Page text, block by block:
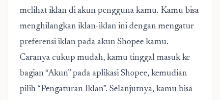
melihat iklan di akun pengguna kamu. Kamu bisa
menghilangkan iklan-iklan ini dengan mengatur
preferensi iklan pada akun Shopee kamu.
Caranya cukup mudah, kamu tinggal masuk ke
bagian “Akun” pada aplikasi Shopee, kemudian
pilih “Pengaturan Iklan”. Selanjutnya, kamu bisa